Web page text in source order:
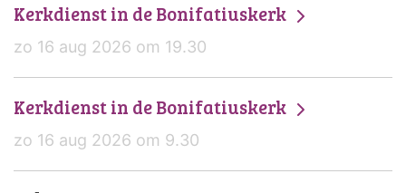
Kerkdienst in de Bonifatiuskerk
zo 16 aug 2026 om 19.30
Kerkdienst in de Bonifatiuskerk
zo 16 aug 2026 om 9.30